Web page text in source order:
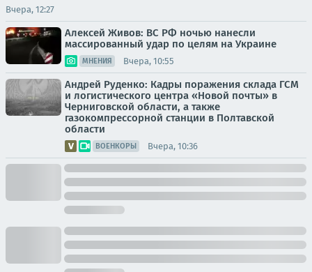
Вчера, 12:27
Алексей Живов: ВС РФ ночью нанесли
массированный удар по целям на Украине
МНЕНИЯ Вчера, 10:55
Андрей Руденко: Кадры поражения склада ГСМ
и логистического центра «Новой почты» в
Черниговской области, а также
газокомпрессорной станции в Полтавской
области
ВОЕНКОРЫ Вчера, 10:36